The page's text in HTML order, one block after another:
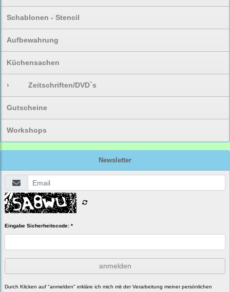
Schablonen - Stencil
Aufbewahrung
Küchensachen
› Zeitschriften/DVD`s
Gutscheine
Workshops
Newsletter
Eingabe Sicherheitscode: *
anmelden
Durch Klicken auf "anmelden" erkläre ich mich mit der Verarbeitung meiner persönlichen